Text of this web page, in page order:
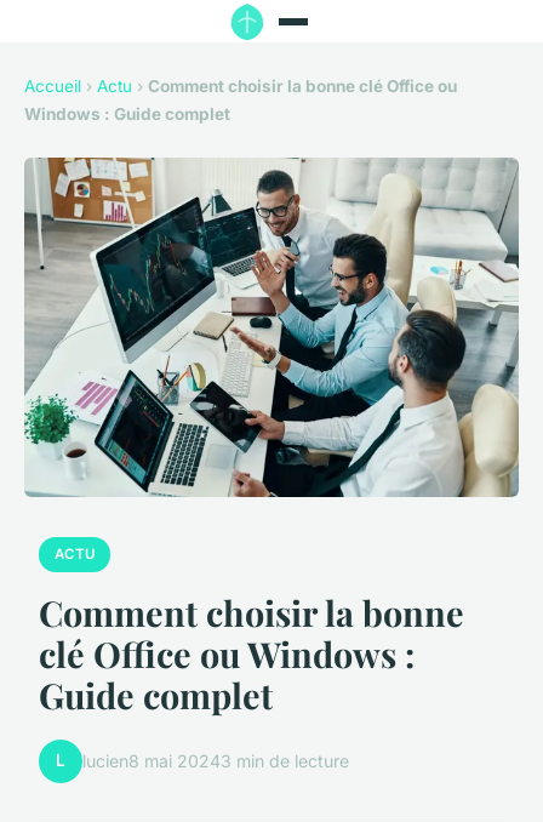
Accueil › Actu › Comment choisir la bonne clé Office ou
Windows : Guide complet
ACTU
Comment choisir la bonne
clé Office ou Windows :
Guide complet
L lucien8 mai 20243 min de lecture